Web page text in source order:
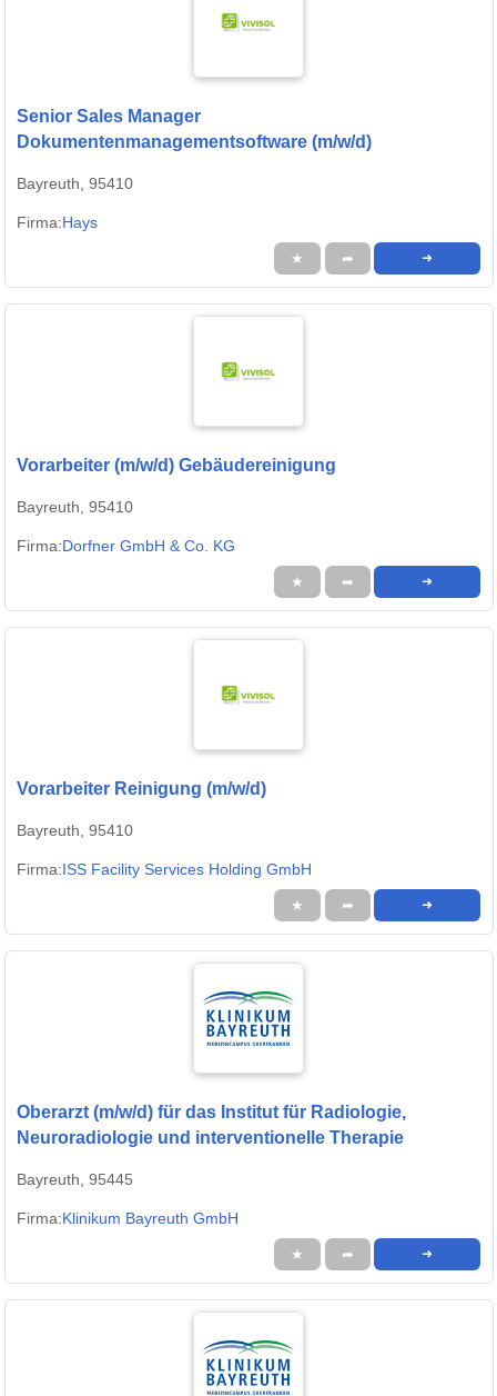
Senior Sales Manager
Dokumentenmanagementsoftware (m/w/d)
Bayreuth, 95410
Firma:Hays
★ ➦ ➜
Vorarbeiter (m/w/d) Gebäudereinigung
Bayreuth, 95410
Firma:Dorfner GmbH & Co. KG
★ ➦ ➜
Vorarbeiter Reinigung (m/w/d)
Bayreuth, 95410
Firma:ISS Facility Services Holding GmbH
★ ➦ ➜
Oberarzt (m/w/d) für das Institut für Radiologie,
Neuroradiologie und interventionelle Therapie
Bayreuth, 95445
Firma:Klinikum Bayreuth GmbH
★ ➦ ➜